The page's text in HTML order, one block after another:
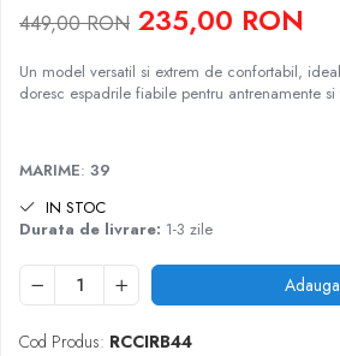
449,00 RON 235,00 RON
Un model versatil si extrem de confortabil,
doresc espadrile fiabile pentru antrenamente si
MARIME: 39
IN STOC
Durata de livrare: 1-3 zile
Cod Produs: RCCIRB44